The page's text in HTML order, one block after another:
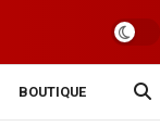
BOUTIQUE